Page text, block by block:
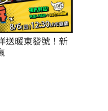
送暖東發號！新